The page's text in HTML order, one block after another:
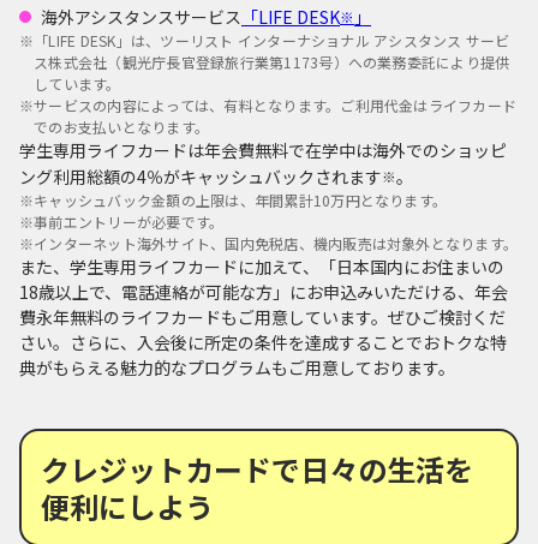
海外アシスタンスサービス 「LIFE DESK※ 」
※ 「LIFE DESK」は、ツーリスト インターナショナル アシスタンス サービ
ス株式会社（観光庁長官登録旅行業第1173号）への業務委託により提供
しています。
※サービスの内容によっては、有料となります。ご利用代金はライフカード
でのお支払いとなります。
学生専用ライフカードは年会費無料で在学中は海外でのショッピ
ング利用総額の4％がキャッシュバックされます※。
※キャッシュバック金額の上限は、年間累計10万円となります。
※事前エントリーが必要です。
※インターネット海外サイト、国内免税店、機内販売は対象外となります。
また、学生専用ライフカードに加えて、「日本国内にお住まいの
18歳以上で、電話連絡が可能な方」にお申込みいただける、年会
費永年無料のライフカードもご用意しています。ぜひご検討くだ
さい。さらに、入会後に所定の条件を達成することでおトクな特
典がもらえる魅力的なプログラムもご用意しております。
クレジットカードで日々の生活を
便利にしよう